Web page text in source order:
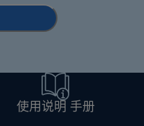
使用说明 手册